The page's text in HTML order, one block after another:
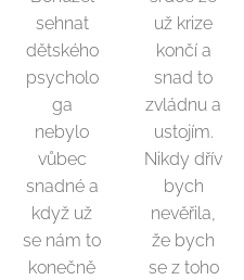
sehnat
dětského
psycholo
ga
nebylo
vůbec
snadné a
když už
se nám to
konečně
už krize
končí a
snad to
zvládnu a
ustojím.
Nikdy dřív
bych
nevěřila,
že bych
se z toho